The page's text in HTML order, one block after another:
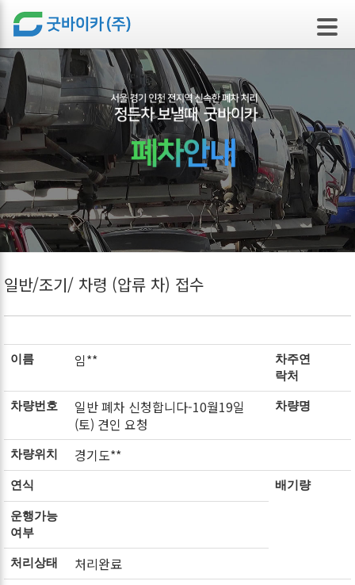
본문 바로가기
일반/조기/ 차령 (압류 차) 접수
이름 임**
차주연
락처
차량번호
일반 폐차 신청합니다-10월19일
(토) 견인 요청
차량명
차량위치 경기도**
연식 배기량
운행가능
여부
처리상태 처리완료